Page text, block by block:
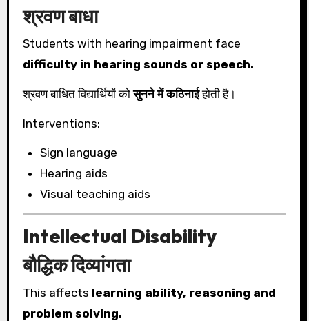
श्रवण बाधा
Students with hearing impairment face
difficulty in hearing sounds or speech.
श्रवण बाधित विद्यार्थियों कोसुनने में कठिनाईहोती है।
Interventions:
Sign language
Hearing aids
Visual teaching aids
Intellectual Disability
बौद्धिक दिव्यांगता
This affects learning ability, reasoning and
problem solving.